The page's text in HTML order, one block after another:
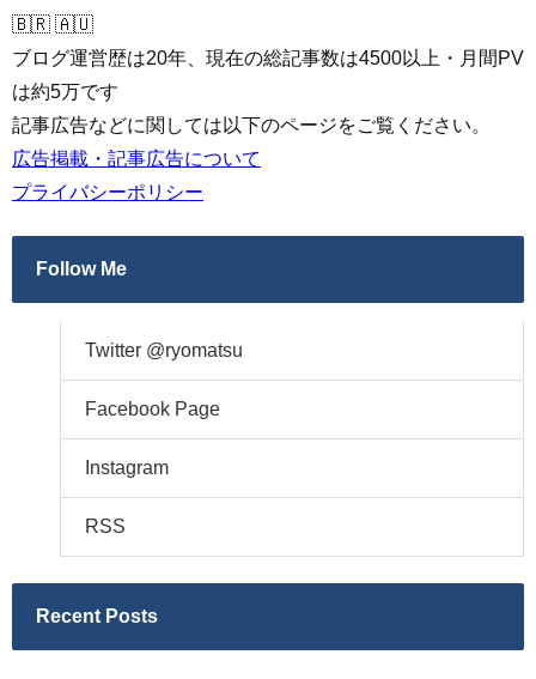
🇧🇷 🇦🇺
ブログ運営歴は20年、現在の総記事数は4500以上・月間PV
は約5万です
記事広告などに関しては以下のページをご覧ください。
広告掲載・記事広告について
プライバシーポリシー
Follow Me
Twitter @ryomatsu
Facebook Page
Instagram
RSS
Recent Posts